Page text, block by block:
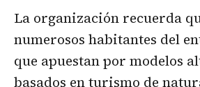
La organización recuerda
numerosos habitantes del
que apuestan por modelos
basados en turismo de